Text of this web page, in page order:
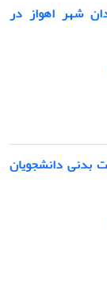
شهر اهواز در
بدنی دانشجویان